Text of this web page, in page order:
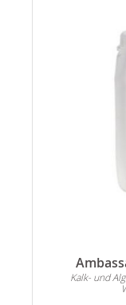
Kalk- und